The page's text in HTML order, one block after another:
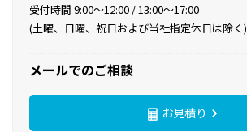
受付時間 9:00〜12:00 / 13:00〜17:00
(土曜、日曜、祝日および当社指定休日は除く)
メールでのご相談
お見積り